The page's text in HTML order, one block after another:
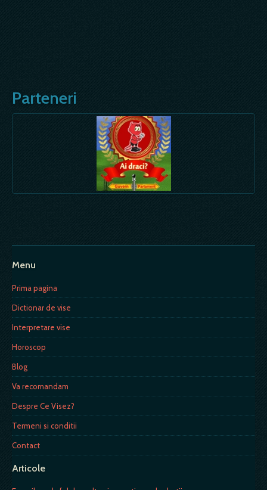
Parteneri
Menu
Prima pagina
Dictionar de vise
Interpretare vise
Horoscop
Blog
Va recomandam
Despre Ce Visez?
Termeni si conditii
Contact
Articole